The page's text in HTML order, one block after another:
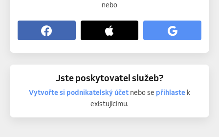
nebo
Jste poskytovatel služeb?
Vytvořte si podnikatelský účetnebo se přihlastek
existujícímu.